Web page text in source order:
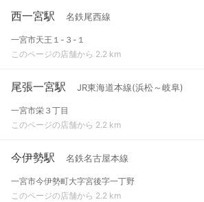
西一宮駅 名鉄尾西線
一宮市天王１-３-１
このページの店舗から 2.2 km
尾張一宮駅 JR東海道本線(浜松～岐阜)
一宮市栄３丁目
このページの店舗から 2.2 km
今伊勢駅 名鉄名古屋本線
一宮市今伊勢町大字宮後字一丁野
このページの店舗から 2.2 km